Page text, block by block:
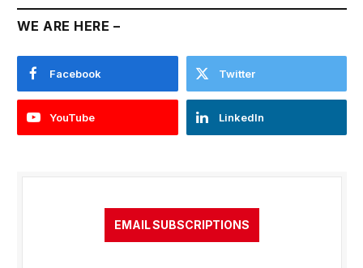
WE ARE HERE –
Facebook Twitter
YouTube LinkedIn
EMAIL SUBSCRIPTIONS